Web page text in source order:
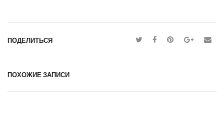
ПОДЕЛИТЬСЯ
ПОХОЖИЕ ЗАПИСИ